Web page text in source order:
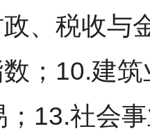
、税收与
；10.建
；13.社会